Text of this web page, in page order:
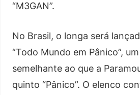
“M3GAN”.
No Brasil, o longa será
“Todo Mundo em Pânico”,
semelhante ao que a
quinto “Pânico”. O elenco